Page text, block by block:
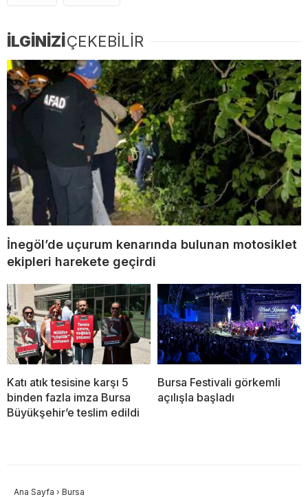
İLGİNİZİÇEKEBİLİR
İnegöl’de uçurum kenarında bulunan motosiklet
ekipleri harekete geçirdi
Katı atık tesisine karşı 5
binden fazla imza Bursa
Büyükşehir’e teslim edildi
Bursa Festivali görkemli
açılışla başladı
Ana Sayfa › Bursa